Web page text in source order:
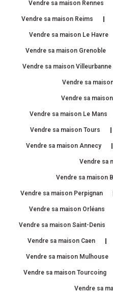
Vendre sa maison Rennes
Vendre sa maison Reims
Vendre sa maison Le Havre
Vendre sa maison Grenoble
Vendre sa maison Villeurbanne
Vendre sa
Vendre sa
Vendre sa maison Le Mans
Vendre sa maison Tours
Vendre sa maison Annecy
Vendre sa
Vendre sa maison
Vendre sa maison Perpignan
Vendre sa maison Orléans
Vendre sa maison Saint-Denis
Vendre sa maison Caen
Vendre sa maison Mulhouse
Vendre sa maison Tourcoing
Vendre sa